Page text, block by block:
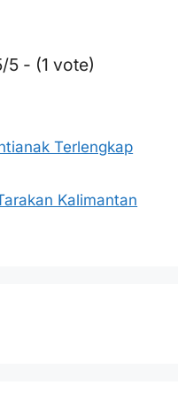
5 - (1 vote)
Terlengkap
Kalimantan